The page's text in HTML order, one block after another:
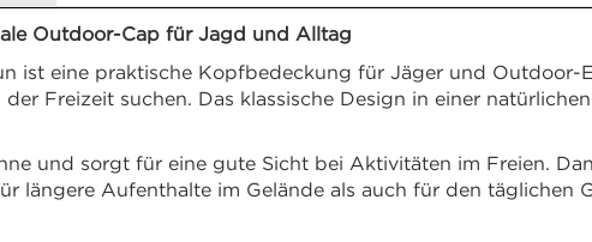
Outdoor-Cap für Jagd und Alltag
ist eine praktische Kopfbedeckung für Jäger und Outdoor-
Freizeit suchen. Das klassische Design in einer
und sorgt für eine gute Sicht bei Aktivitäten im Freien.
längere Aufenthalte im Gelände als auch für den täglichen